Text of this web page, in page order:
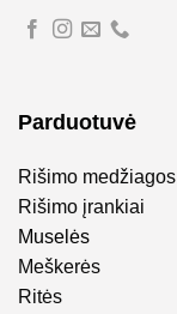
Parduotuvė
Rišimo medžiagos
Rišimo įrankiai
Muselės
Meškerės
Ritės